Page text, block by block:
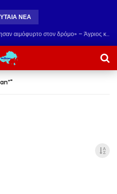
ΝΕΑ
Σκιάθος: «Με ξυλοκόπησαν & με άφησαν αιμόφυρτο στον δρόμο» – Άγριος καβγάς με λοστάρια, μαχαίρια & σφυριά